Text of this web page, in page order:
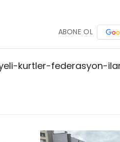
ABONE OL
kurtler-federasyon-